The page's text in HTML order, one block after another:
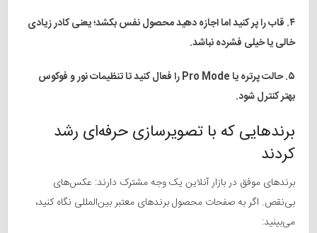
۴. قاب را پر کنید اما اجازه دهید محصول نفس بکشد؛ یعنی کادر زیادی
خالی یا خیلی فشرده نباشد.
۵. حالت پرتره یا Pro Mode را فعال کنید تا تنظیمات نور و فوکوس
بهتر کنترل شود.
برندهایی که با تصویرسازی حرفه‌ای رشد
کردند
برندهای موفق در بازار آنلاین یک وجه مشترک دارند: عکس‌های
بی‌نقص. اگر به صفحات محصول برندهای معتبر بین‌المللی نگاه کنید،
می‌بینید: